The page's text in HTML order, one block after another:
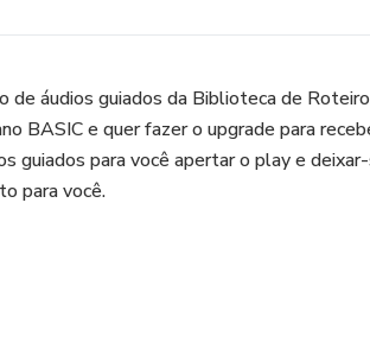
de áudios guiados da Biblioteca de
BASIC e quer fazer o upgrade para
guiados para você apertar o play e
para você.